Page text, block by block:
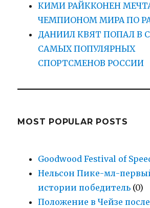
КИМИ РАЙККОНЕН
ЧЕМПИОНОМ МИРА ПО
ДАНИИЛ КВЯТ ПОПАЛ В
САМЫХ ПОПУЛЯРНЫХ
СПОРТСМЕНОВ РОССИИ
MOST POPULAR POSTS
Goodwood Festival of
Нельсон Пике-мл-
истории победитель (0)
Положение в Чейзе